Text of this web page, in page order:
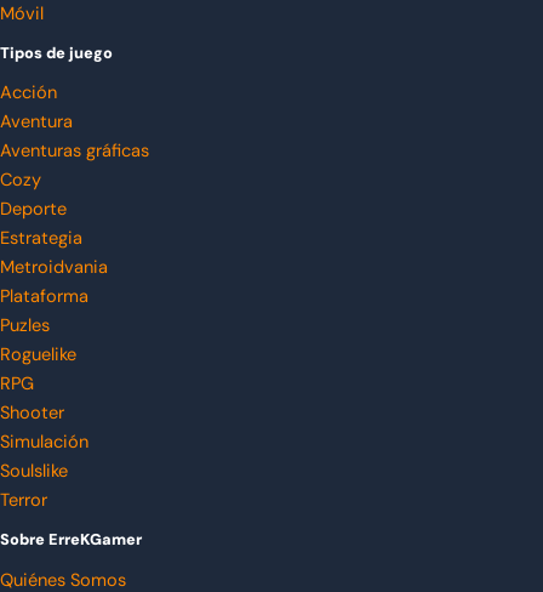
Móvil
Tipos de juego
Acción
Aventura
Aventuras gráficas
Cozy
Deporte
Estrategia
Metroidvania
Plataforma
Puzles
Roguelike
RPG
Shooter
Simulación
Soulslike
Terror
Sobre ErreKGamer
Quiénes Somos